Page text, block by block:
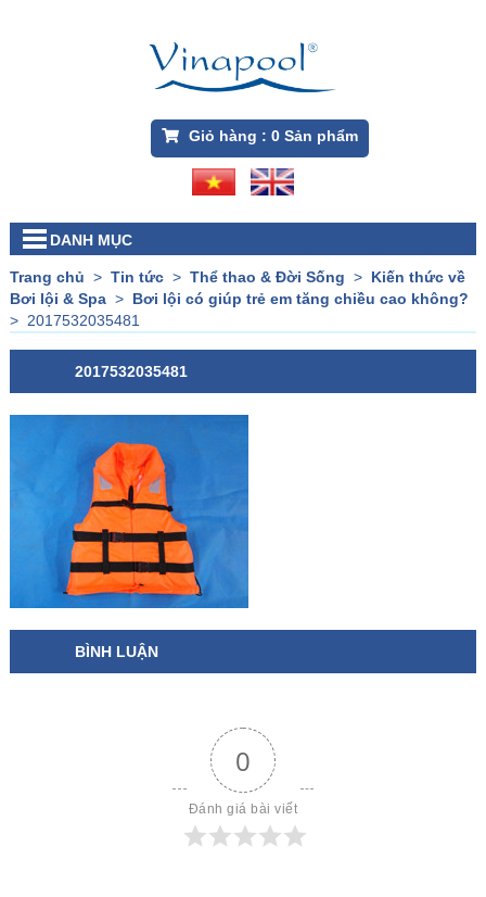
Giỏ hàng : 0Sản phẩm
DANH MỤC
Trang chủ > Tin tức> Thể thao & Đời Sống > Kiến thức về
Bơi lội & Spa> Bơi lội có giúp trẻ em tăng chiều cao không?
> 2017532035481
2017532035481
BÌNH LUẬN
0
Đánh giá bài viết